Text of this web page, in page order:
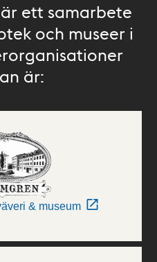
ett samarbete
och museer i
är:
& museum